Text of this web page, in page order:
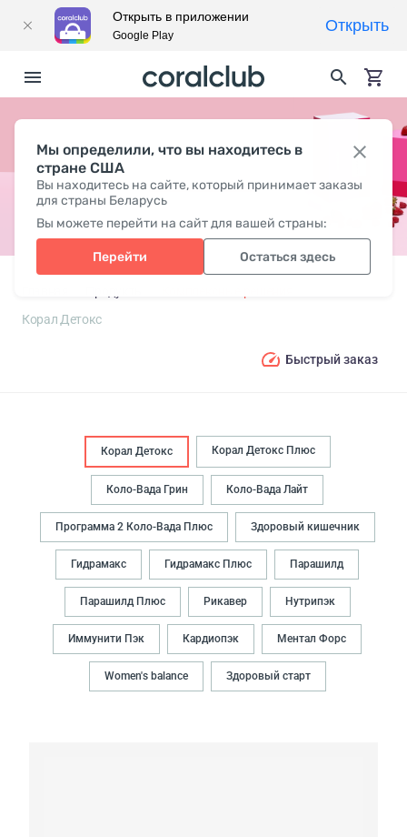
Мы определили, что вы находитесь в
стране США
Вы находитесь на сайте, который принимает заказы
для страны Беларусь
Вы можете перейти на сайт для вашей страны:
Перейти Остаться здесь
КОРАЛ ДЕТОКС
Корал Детокс
Быстрый заказ
Корал Детокс Корал Детокс Плюс
Коло-Вада Грин Коло-Вада Лайт
Программа 2 Коло-Вада Плюс Здоровый кишечник
Гидрамакс Гидрамакс Плюс Парашилд
Парашилд Плюс Рикавер Нутрипэк
Иммунити Пэк Кардиопэк Ментал Форс
Women's balance Здоровый старт
Открыть в приложении
Google Play
Открыть